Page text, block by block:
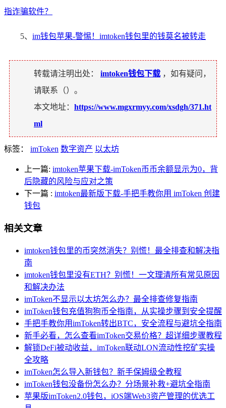
指诈骗软件？
5、 im钱包苹果-警惕！imtoken钱包里的钱莫名被转走
转载请注明出处： imtoken钱包下载 ，如有疑问，
请联系（）。
本文地址： https://www.mgxrmyy.com/xsdgh/371.ht
ml
标签： imToken 数字资产 以太坊
上一篇: imtoken苹果下载-imToken币币余额显示为0，背
后隐藏的风险与应对之策
下一篇 : imtoken最新版下载-手把手教你用 imToken 创建
钱包
相关文章
imtoken钱包里的币突然消失？别慌！最全排查和解决指
南
imtoken钱包里没有ETH？别慌！一文理清所有常见原因
和解决办法
imToken不显示以太坊怎么办？最全排查修复指南
imToken钱包充值狗狗币全指南，从实操步骤到安全提醒
手把手教你用imToken转出BTC，安全流程与避坑全指南
新手必看，怎么查看imToken交易价格？超详细步骤教程
解锁DeFi被动收益，imToken联动LON流动性挖矿实操
全攻略
imToken怎么导入新钱包？新手保姆级全教程
imToken钱包没备份怎么办？分场景补救+避坑全指南
苹果版imToken2.0钱包，iOS端Web3资产管理的优选工